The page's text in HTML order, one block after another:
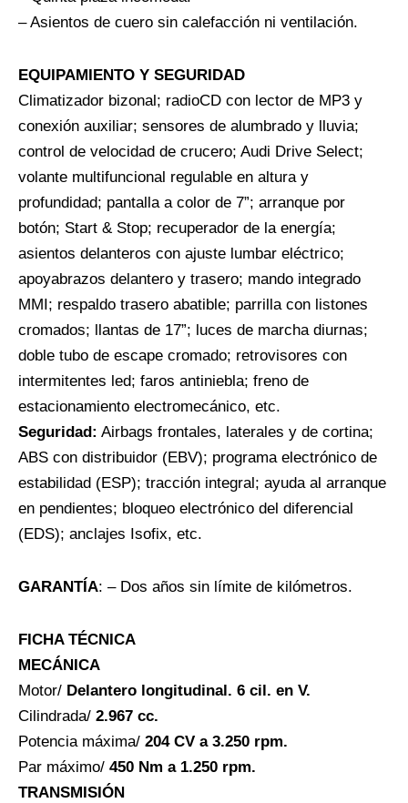
– Asientos de cuero sin calefacción ni ventilación.
EQUIPAMIENTO Y SEGURIDAD
Climatizador bizonal; radioCD con lector de MP3 y
conexión auxiliar; sensores de alumbrado y lluvia;
control de velocidad de crucero; Audi Drive Select;
volante multifuncional regulable en altura y
profundidad; pantalla a color de 7”; arranque por
botón; Start & Stop; recuperador de la energía;
asientos delanteros con ajuste lumbar eléctrico;
apoyabrazos delantero y trasero; mando integrado
MMI; respaldo trasero abatible; parrilla con listones
cromados; llantas de 17”; luces de marcha diurnas;
doble tubo de escape cromado; retrovisores con
intermitentes led; faros antiniebla; freno de
estacionamiento electromecánico, etc.
Seguridad: Airbags frontales, laterales y de cortina;
ABS con distribuidor (EBV); programa electrónico de
estabilidad (ESP); tracción integral; ayuda al arranque
en pendientes; bloqueo electrónico del diferencial
(EDS); anclajes Isofix, etc.
GARANTÍA: – Dos años sin límite de kilómetros.
FICHA TÉCNICA
MECÁNICA
Motor/ Delantero longitudinal. 6 cil. en V.
Cilindrada/ 2.967 cc.
Potencia máxima/ 204 CV a 3.250 rpm.
Par máximo/ 450 Nm a 1.250 rpm.
TRANSMISIÓN